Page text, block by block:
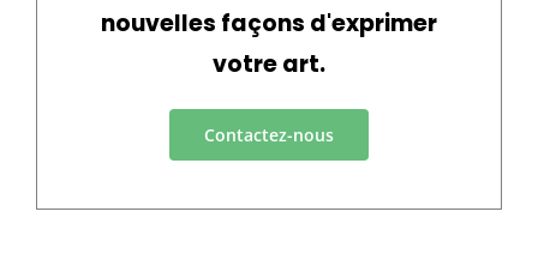
nouvelles façons d'exprimer
votre art.
Contactez-nous